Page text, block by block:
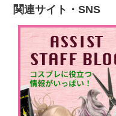
関連サイト・SNS